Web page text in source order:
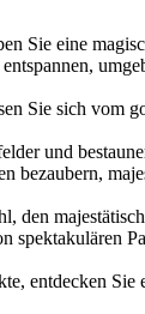
Sie eine
Sie sich vom
und
entdecken